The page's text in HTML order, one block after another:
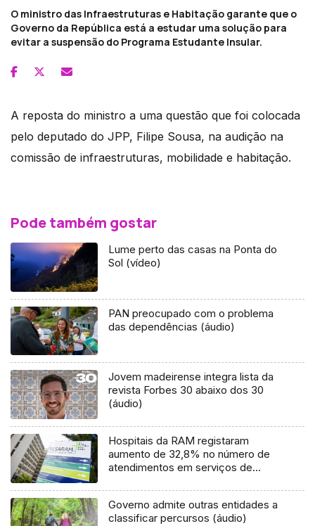
O ministro das Infraestruturas e Habitação garante que o
Governo da República está a estudar uma solução para
evitar a suspensão do Programa Estudante Insular.
A reposta do ministro a uma questão que foi colocada
pelo deputado do JPP, Filipe Sousa, na audição na
comissão de infraestruturas, mobilidade e habitação.
Pode também gostar
Lume perto das casas na Ponta do
Sol (vídeo)
PAN preocupado com o problema
das dependências (áudio)
Jovem madeirense integra lista da
revista Forbes 30 abaixo dos 30
(áudio)
Hospitais da RAM registaram
aumento de 32,8% no número de
atendimentos em serviços de
Governo admite outras entidades a
classificar percursos (áudio)